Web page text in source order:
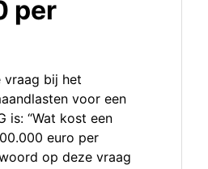
per
vraag bij het
voor een
is: “Wat kost een
euro per
op deze vraag